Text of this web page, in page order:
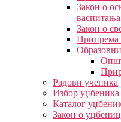
Закон о
васпитања
Закон о
Припрема
Радови ученика
Избор уџбеника
Каталог
Закон о